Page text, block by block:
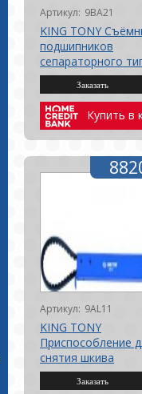
Артикул: 9BA21
KING TONY
подшипников
сепараторного
мм
Купить в
Артикул: 9AL11
KING TONY
Приспособление
снятия шкива